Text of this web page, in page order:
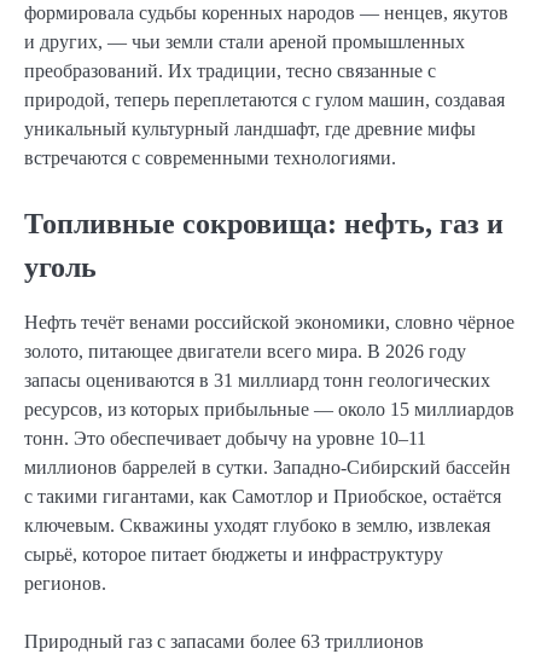
формировала судьбы коренных народов — ненцев, якутов
и других, — чьи земли стали ареной промышленных
преобразований. Их традиции, тесно связанные с
природой, теперь переплетаются с гулом машин, создавая
уникальный культурный ландшафт, где древние мифы
встречаются с современными технологиями.
Топливные сокровища: нефть, газ и
уголь
Нефть течёт венами российской экономики, словно чёрное
золото, питающее двигатели всего мира. В 2026 году
запасы оцениваются в 31 миллиард тонн геологических
ресурсов, из которых прибыльные — около 15 миллиардов
тонн. Это обеспечивает добычу на уровне 10–11
миллионов баррелей в сутки. Западно-Сибирский бассейн
с такими гигантами, как Самотлор и Приобское, остаётся
ключевым. Скважины уходят глубоко в землю, извлекая
сырьё, которое питает бюджеты и инфраструктуру
регионов.
Природный газ с запасами более 63 триллионов